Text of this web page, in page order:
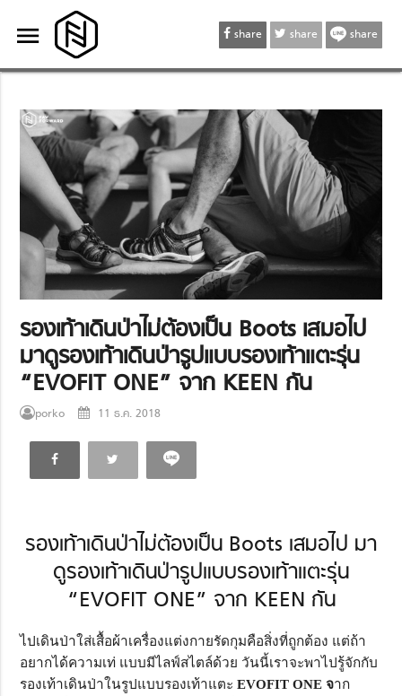
menu
menu share share share
รองเท้าเดินป่าไม่ต้องเป็น Boots เสมอไป
มาดูรองเท้าเดินป่ารูปแบบรองเท้าแตะรุ่น
“EVOFIT ONE” จาก KEEN กัน
porko 11 ธ.ค. 2018
รองเท้าเดินป่าไม่ต้องเป็น Boots เสมอไป มา
ดูรองเท้าเดินป่ารูปแบบรองเท้าแตะรุ่น
“EVOFIT ONE” จาก KEEN กัน
ไปเดินป่าใส่เสื้อผ้าเครื่องแต่งกายรัดกุมคือสิ่งที่ถูกต้อง แต่ถ้า
อยากได้ความเท่ แบบมีไลฟ์สไตล์ด้วย วันนี้เราจะพาไปรู้จักกับ
รองเท้าเดินป่าในรูปแบบรองเท้าแตะEVOFIT ONE จาก